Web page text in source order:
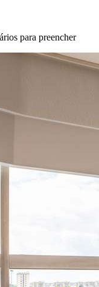
para preencher